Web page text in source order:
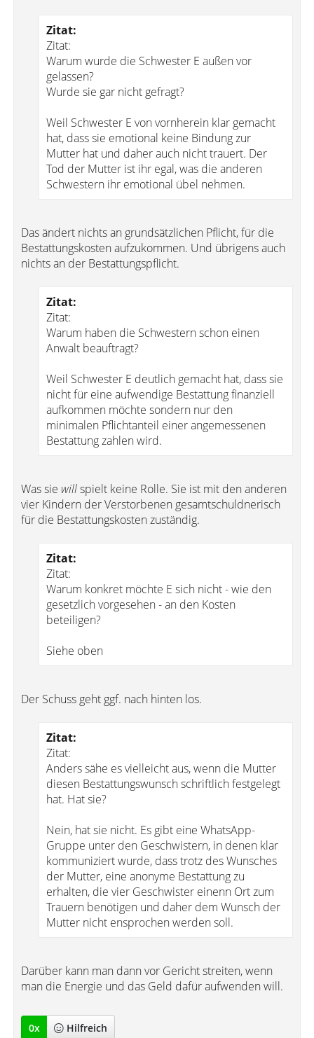
Zitat:
Zitat:
Warum wurde die Schwester E außen vor
gelassen?
Wurde sie gar nicht gefragt?
Weil Schwester E von vornherein klar gemacht
hat, dass sie emotional keine Bindung zur
Mutter hat und daher auch nicht trauert. Der
Tod der Mutter ist ihr egal, was die anderen
Schwestern ihr emotional übel nehmen.
Das ändert nichts an grundsätzlichen Pflicht, für die
Bestattungskosten aufzukommen. Und übrigens auch
nichts an der Bestattungspflicht.
Zitat:
Zitat:
Warum haben die Schwestern schon einen
Anwalt beauftragt?
Weil Schwester E deutlich gemacht hat, dass sie
nicht für eine aufwendige Bestattung finanziell
aufkommen möchte sondern nur den
minimalen Pflichtanteil einer angemessenen
Bestattung zahlen wird.
Was sie willspielt keine Rolle. Sie ist mit den anderen
vier Kindern der Verstorbenen gesamtschuldnerisch
für die Bestattungskosten zuständig.
Zitat:
Zitat:
Warum konkret möchte E sich nicht - wie den
gesetzlich vorgesehen - an den Kosten
beteiligen?
Siehe oben
Der Schuss geht ggf. nach hinten los.
Zitat:
Zitat:
Anders sähe es vielleicht aus, wenn die Mutter
diesen Bestattungswunsch schriftlich festgelegt
hat. Hat sie?
Nein, hat sie nicht. Es gibt eine WhatsApp-
Gruppe unter den Geschwistern, in denen klar
kommuniziert wurde, dass trotz des Wunsches
der Mutter, eine anonyme Bestattung zu
erhalten, die vier Geschwister einenn Ort zum
Trauern benötigen und daher dem Wunsch der
Mutter nicht ensprochen werden soll.
Darüber kann man dann vor Gericht streiten, wenn
man die Energie und das Geld dafür aufwenden will.
0x Hilfreich